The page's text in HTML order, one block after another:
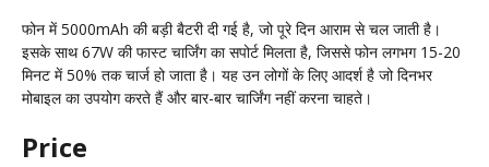
फोन में 5000mAh की बड़ी बैटरी दी गई है, जो पूरे दिन आराम से चल जाती है।
इसके साथ 67W की फास्ट चार्जिंग का सपोर्ट मिलता है, जिससे फोन लगभग 15-20
मिनट में 50% तक चार्ज हो जाता है। यह उन लोगों के लिए आदर्श है जो दिनभर
मोबाइल का उपयोग करते हैं और बार-बार चार्जिंग नहीं करना चाहते।
Price